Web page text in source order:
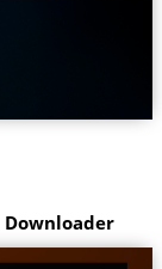
Downloader